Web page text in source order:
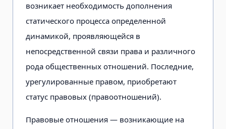
возникает необходимость дополнения
статического процесса определенной
динамикой, проявляющейся в
непосредственной связи права и различного
рода общественных отношений. Последние,
урегулированные правом, приобретают
статус правовых (правоотношений).
Правовые отношения — возникающие на